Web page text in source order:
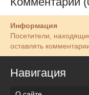
Информация
Посетители,
оставлять
Навигация